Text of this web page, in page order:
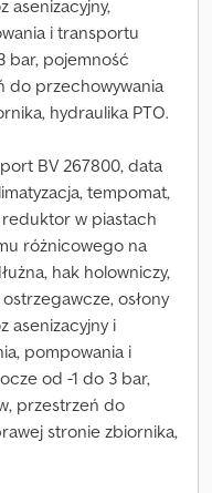
asenizacyjny,
i transportu
bar, pojemność
do przechowywania
hydraulika PTO.
BV 267800, data
tempomat,
reduktor w piastach
różnicowego na
hak holowniczy,
osłony
asenizacyjny i
pompowania i
od -1 do 3 bar,
przestrzeń do
stronie zbiornika,